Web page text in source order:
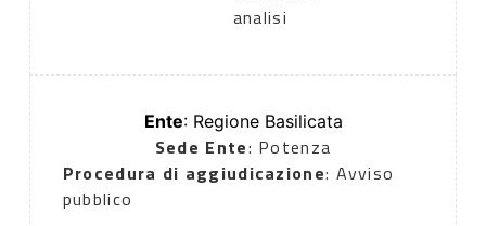
analisi
Ente: Regione Basilicata
Sede Ente: Potenza
Procedura di aggiudicazione: Avviso
pubblico